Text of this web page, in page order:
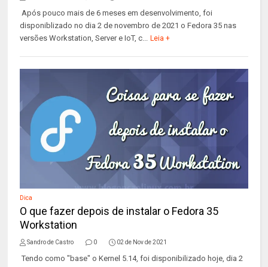
Após pouco mais de 6 meses em desenvolvimento, foi
disponiblizado no dia 2 de novembro de 2021 o Fedora 35 nas
versões Workstation, Server e IoT, c... Leia +
Dica
O que fazer depois de instalar o Fedora 35
Workstation
Sandro de Castro 0 02 de Nov de 2021
Tendo como "base" o Kernel 5.14, foi disponibilizado hoje, dia 2